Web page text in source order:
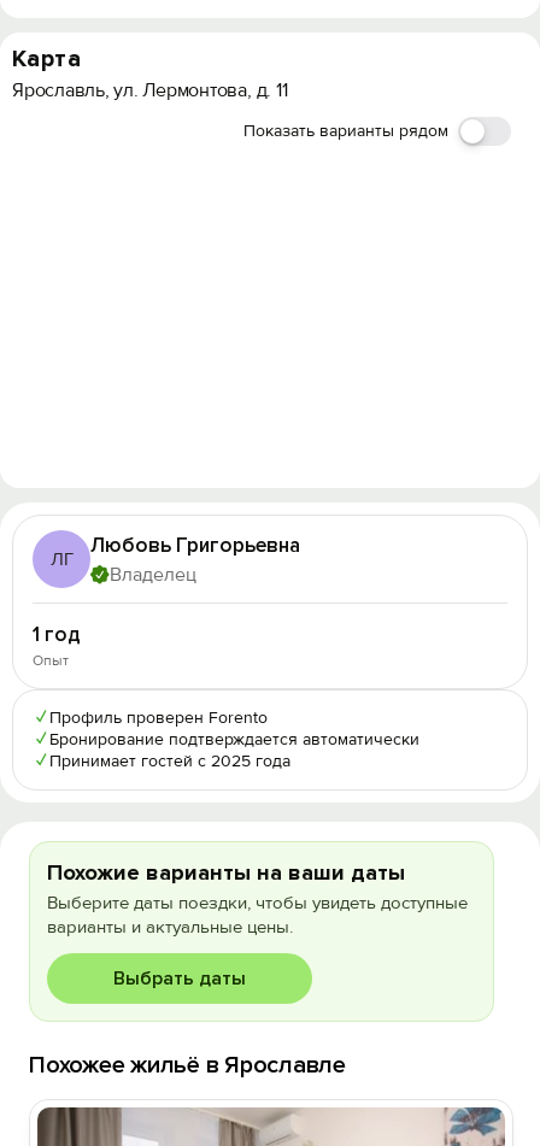
Карта
Ярославль, ул. Лермонтова, д. 11
Показать варианты рядом
ЛГ
Любовь Григорьевна
Владелец
1 год
Опыт
✓ Профиль проверен Forento
✓ Бронирование подтверждается автоматически
✓ Принимает гостей с 2025 года
Похожие варианты на ваши даты
Выберите даты поездки, чтобы увидеть доступные
варианты и актуальные цены.
Выбрать даты
Похожее жильё в Ярославле